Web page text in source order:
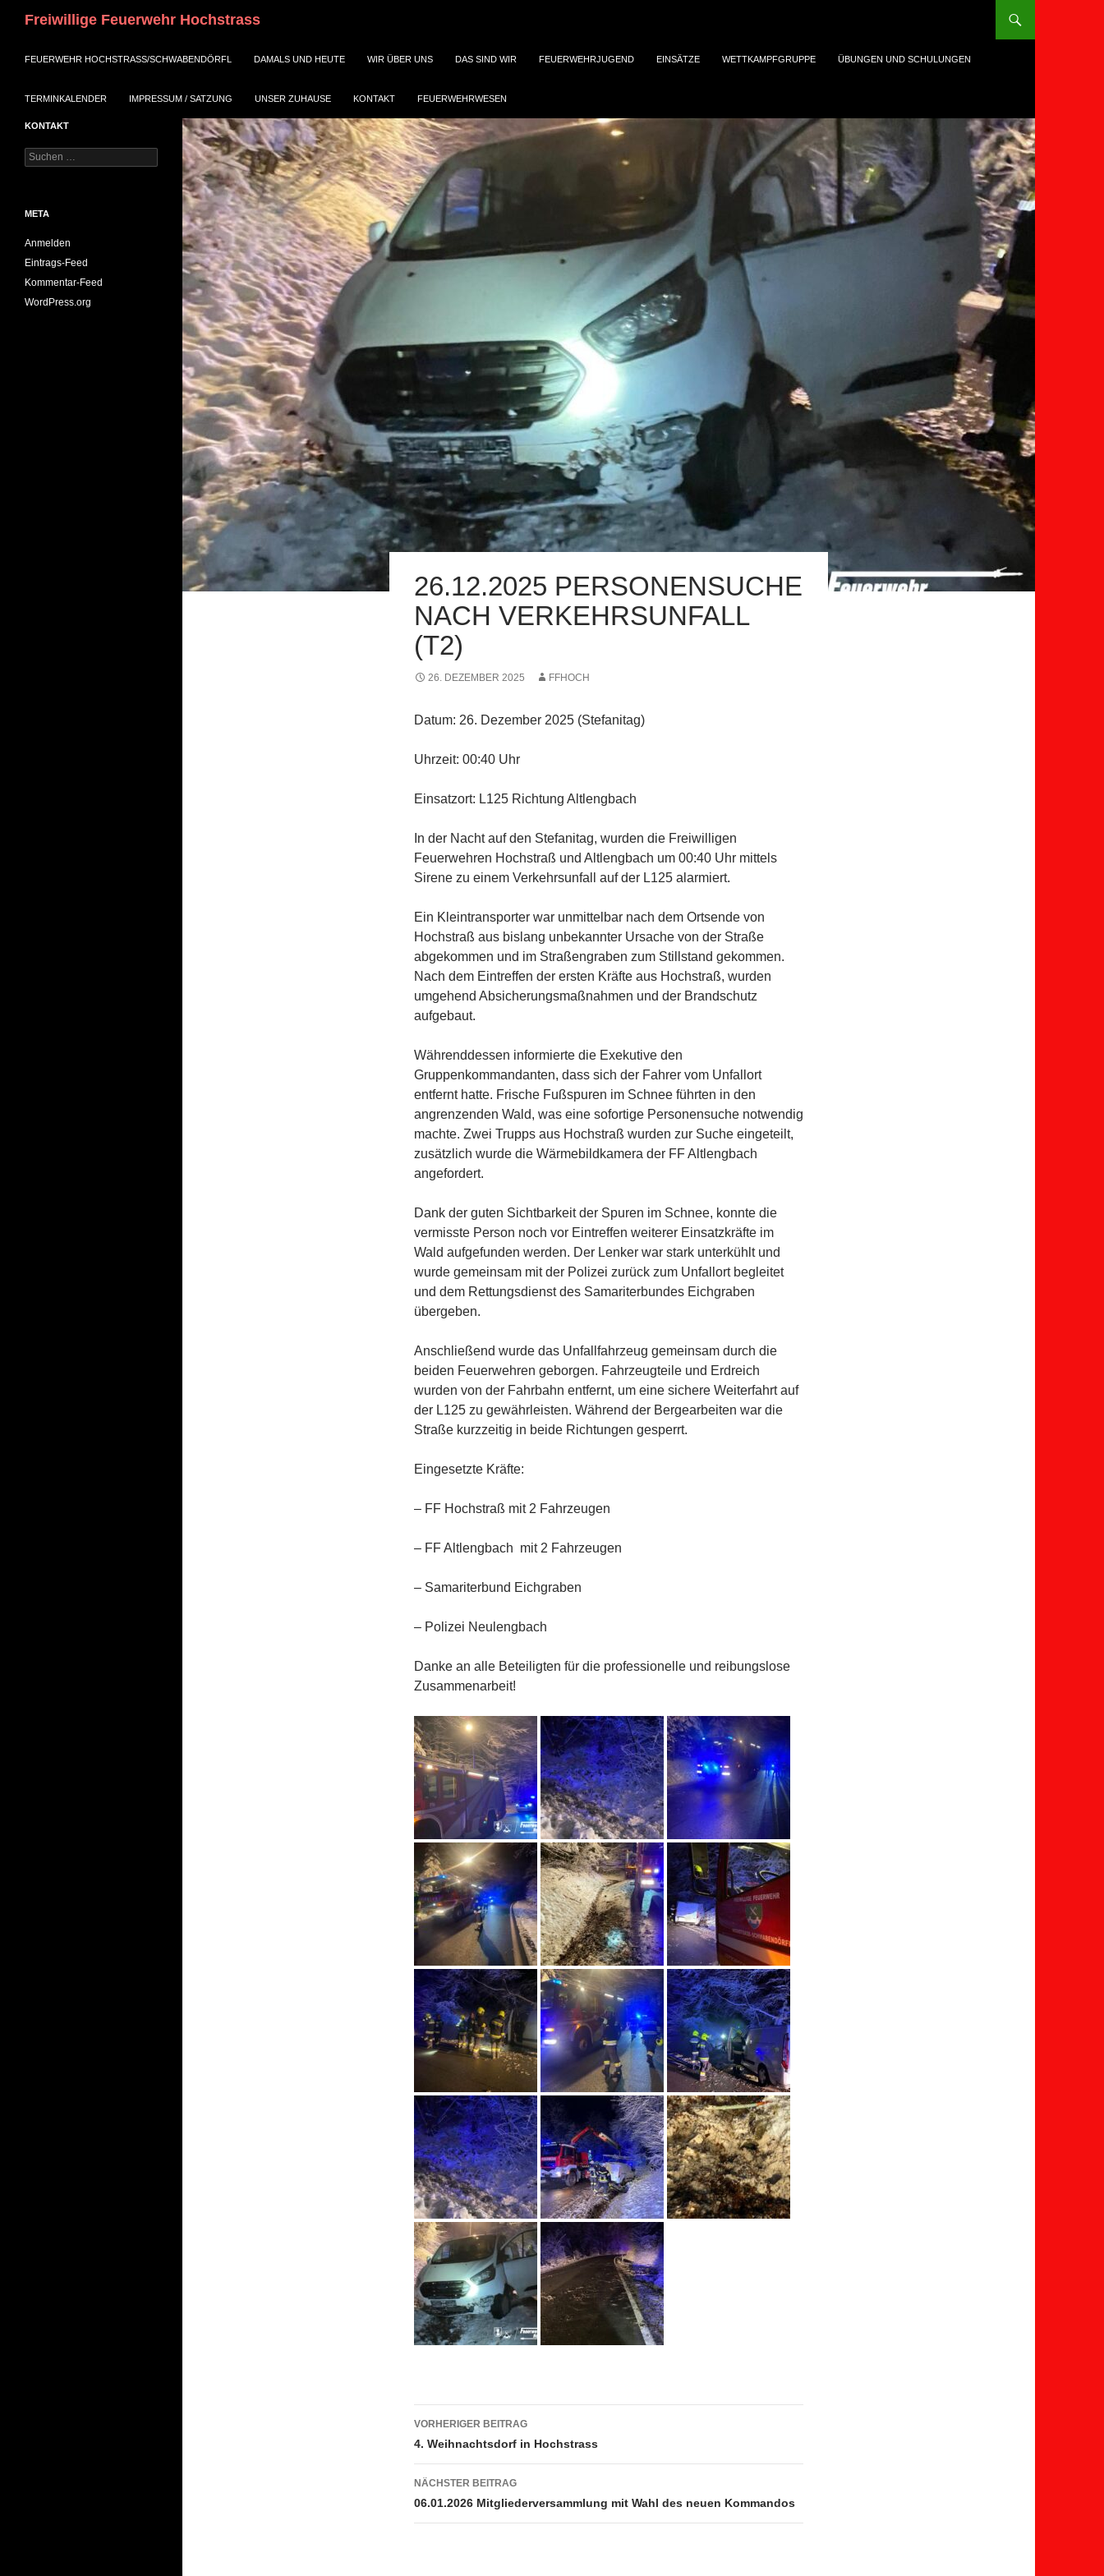
Freiwillige Feuerwehr Hochstrass
FEUERWEHR HOCHSTRASS/SCHWABENDÖRFL
DAMALS UND HEUTE WIR ÜBER UNS DAS SIND WIR FEUERWEHRJUGEND EINSÄTZE WETTKAMPFGRUPPE ÜBUNGEN UND SCHULUNGEN
TERMINKALENDER IMPRESSUM / SATZUNG UNSER ZUHAUSE KONTAKT FEUERWEHRWESEN
26.12.2025 PERSONENSUCHE
NACH VERKEHRSUNFALL
(T2)
26. DEZEMBER 2025 FFHOCH
Datum: 26. Dezember 2025 (Stefanitag)
Uhrzeit: 00:40 Uhr
Einsatzort: L125 Richtung Altlengbach
In der Nacht auf den Stefanitag, wurden die Freiwilligen
Feuerwehren Hochstraß und Altlengbach um 00:40 Uhr mittels
Sirene zu einem Verkehrsunfall auf der L125 alarmiert.
Ein Kleintransporter war unmittelbar nach dem Ortsende von
Hochstraß aus bislang unbekannter Ursache von der Straße
abgekommen und im Straßengraben zum Stillstand gekommen.
Nach dem Eintreffen der ersten Kräfte aus Hochstraß, wurden
umgehend Absicherungsmaßnahmen und der Brandschutz
aufgebaut.
Währenddessen informierte die Exekutive den
Gruppenkommandanten, dass sich der Fahrer vom Unfallort
entfernt hatte. Frische Fußspuren im Schnee führten in den
angrenzenden Wald, was eine sofortige Personensuche notwendig
machte. Zwei Trupps aus Hochstraß wurden zur Suche eingeteilt,
zusätzlich wurde die Wärmebildkamera der FF Altlengbach
angefordert.
Dank der guten Sichtbarkeit der Spuren im Schnee, konnte die
vermisste Person noch vor Eintreffen weiterer Einsatzkräfte im
Wald aufgefunden werden. Der Lenker war stark unterkühlt und
wurde gemeinsam mit der Polizei zurück zum Unfallort begleitet
und dem Rettungsdienst des Samariterbundes Eichgraben
übergeben.
Anschließend wurde das Unfallfahrzeug gemeinsam durch die
beiden Feuerwehren geborgen. Fahrzeugteile und Erdreich
wurden von der Fahrbahn entfernt, um eine sichere Weiterfahrt auf
der L125 zu gewährleisten. Während der Bergearbeiten war die
Straße kurzzeitig in beide Richtungen gesperrt.
Eingesetzte Kräfte:
– FF Hochstraß mit 2 Fahrzeugen
– FF Altlengbach mit 2 Fahrzeugen
– Samariterbund Eichgraben
– Polizei Neulengbach
Danke an alle Beteiligten für die professionelle und reibungslose
Zusammenarbeit!
Beitragsnavigation
VORHERIGER BEITRAG
4. Weihnachtsdorf in Hochstrass
NÄCHSTER BEITRAG
06.01.2026 Mitgliederversammlung mit Wahl des neuen Kommandos
KONTAKT
Suchen
nach:
META
Anmelden
Eintrags-Feed
Kommentar-Feed
WordPress.org